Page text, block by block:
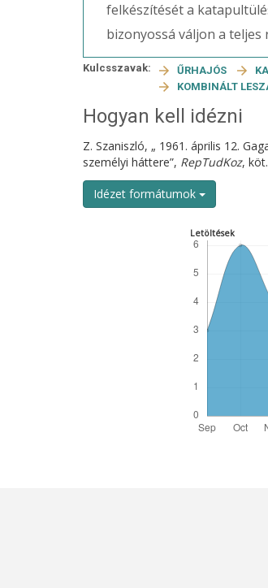
felkészítését a
bizonyossá váljon a
Kulcsszavak: ŰRHAJÓS
KOMBINÁLT
Hogyan kell idézni
Z. Szaniszló, „ 1961. április 12.
személyi háttere”, RepTudKoz,
Idézet formátumok
Letöltések